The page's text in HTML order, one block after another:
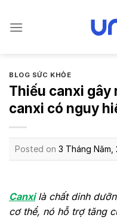
BLOG SỨC KHỎE
Thiếu canxi gây
canxi có nguy
Posted on 3 Tháng Năm,
Canxilà chất dinh
cơ thể, nó hỗ trợ tăng